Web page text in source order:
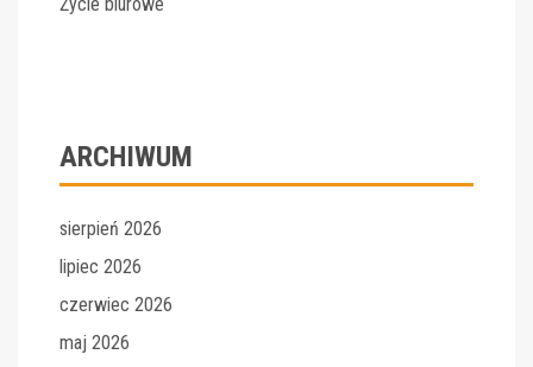
ARCHIWUM
sierpień 2026
lipiec 2026
czerwiec 2026
maj 2026